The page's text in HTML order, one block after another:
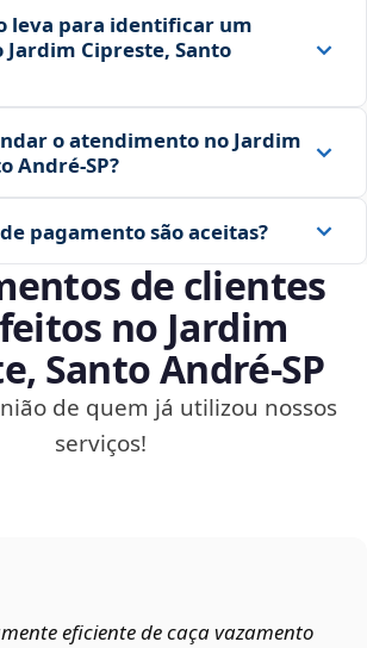
leva para identificar um
Cipreste, Santo
o atendimento no Jardim
André‑SP?
pagamento são aceitas?
de clientes
no Jardim
Santo André‑SP
de quem já utilizou nossos
serviços!
eficiente de caça vazamento